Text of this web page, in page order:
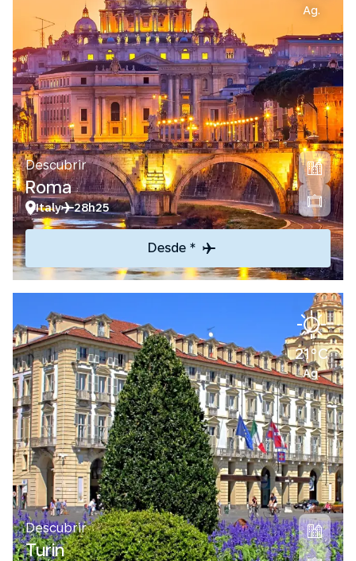
Ag.
Descubrir
Roma
Italy 28h25
Desde *
21°C
Ag.
Descubrir
Turin